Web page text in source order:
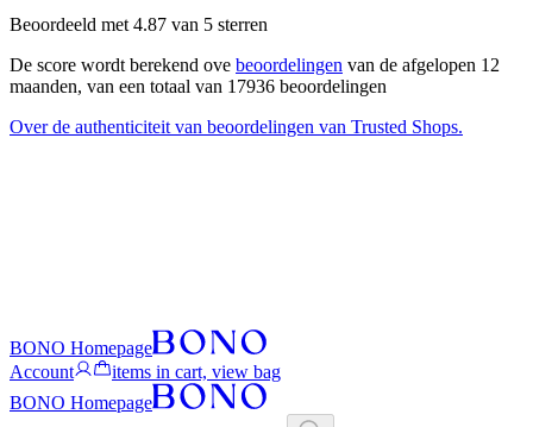
Beoordeeld met 4.87 van 5 sterren
De score wordt berekend ove beoordelingen van de afgelopen 12
maanden, van een totaal van 17936 beoordelingen
Over de authenticiteit van beoordelingen van Trusted Shops.
BONO Homepage
Account
items in cart, view bag
BONO Homepage